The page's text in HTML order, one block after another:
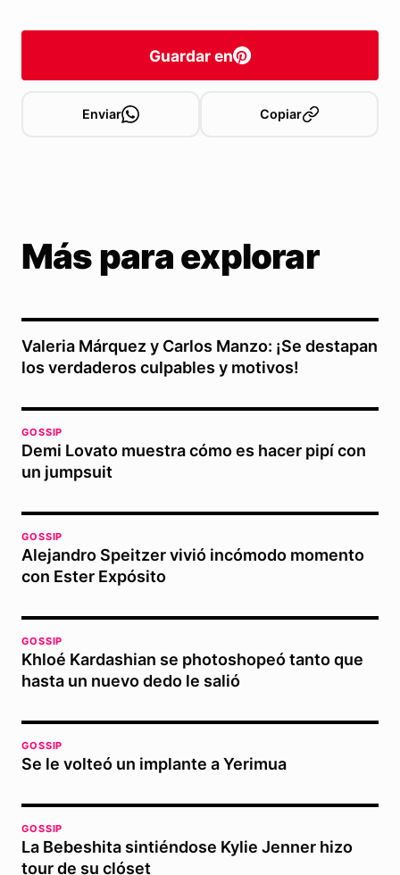
Guardar en
Enviar Copiar
Más para explorar
Valeria Márquez y Carlos Manzo: ¡Se destapan
los verdaderos culpables y motivos!
GOSSIP
Demi Lovato muestra cómo es hacer pipí con
un jumpsuit
GOSSIP
Alejandro Speitzer vivió incómodo momento
con Ester Expósito
GOSSIP
Khloé Kardashian se photoshopeó tanto que
hasta un nuevo dedo le salió
GOSSIP
Se le volteó un implante a Yerimua
GOSSIP
La Bebeshita sintiéndose Kylie Jenner hizo
tour de su clóset